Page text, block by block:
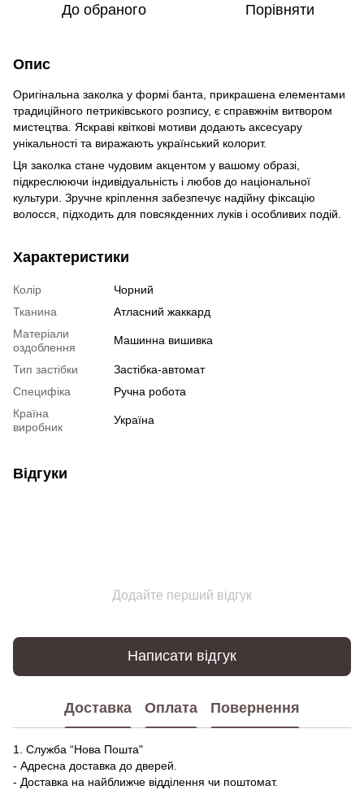
До обраного Порівняти
Опис
Оригінальна заколка у формі банта, прикрашена елементами
традиційного петриківського розпису, є справжнім витвором
мистецтва. Яскраві квіткові мотиви додають аксесуару
унікальності та виражають український колорит.
Ця заколка стане чудовим акцентом у вашому образі,
підкреслюючи індивідуальність і любов до національної
культури. Зручне кріплення забезпечує надійну фіксацію
волосся, підходить для повсякденних луків і особливих подій.
Характеристики
Колір
Чорний
Тканина
Атласний жаккард
Матеріали
оздоблення
Машинна вишивка
Тип застібки
Застібка-автомат
Специфіка
Ручна робота
Країна
виробник
Україна
Відгуки
Додайте перший відгук
Написати відгук
Доставка Оплата Повернення
1. Служба “Нова Пошта"
- Адресна доставка до дверей.
- Доставка на найближче відділення чи поштомат.